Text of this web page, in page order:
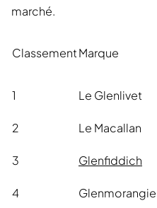
marché.
ClassementMarque
1 Le Glenlivet
2 Le Macallan
3 Glenfiddich
4 Glenmorangie